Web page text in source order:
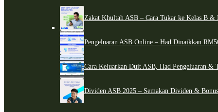
Zakat Khultah ASB – Cara Tukar ke Kelas B &
Pengeluaran ASB Online – Had Dinaikkan
Cara Keluarkan Duit ASB, Had Pengeluaran &
Dividen ASB 2025 – Semakan Dividen &